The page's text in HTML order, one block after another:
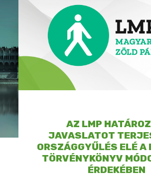
AZ LMP
JAVASLATOT
ORSZÁGGYŰLÉS ELÉ A
TÖRVÉNYKÖNYV
ÉRDEKÉBEN